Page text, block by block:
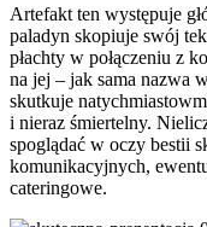
Artefakt ten występuje
paladyn skopiuje swój
płachty w połączeniu z
na jej – jak sama nazwa
skutkuje
i nieraz śmiertelny.
spoglądać w oczy bestii
komunikacyjnych,
cateringowe.